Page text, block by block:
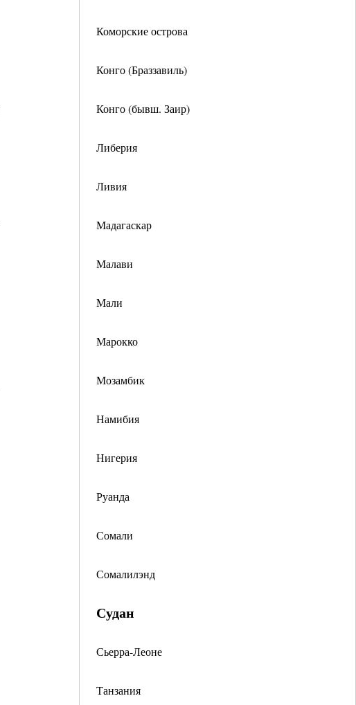
Коморские острова
Конго (Браззавиль)
Конго (бывш. Заир)
Либерия
Ливия
Мадагаскар
Малави
Мали
Марокко
Мозамбик
Намибия
Нигерия
Руанда
Сомали
Сомалилэнд
Судан
Сьерра-Леоне
Танзания